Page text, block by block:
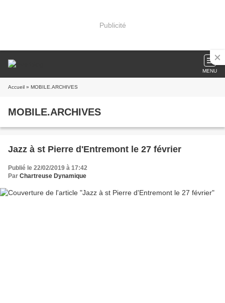
Publicité
MENU
Accueil » MOBILE.ARCHIVES
MOBILE.ARCHIVES
Jazz à st Pierre d'Entremont le 27 février
Publié le 22/02/2019 à 17:42
Par Chartreuse Dynamique